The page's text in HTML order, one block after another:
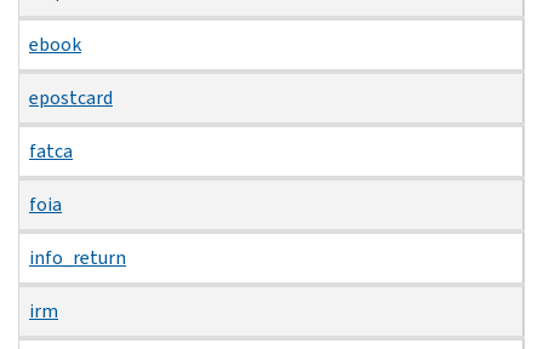
ebook
epostcard
fatca
foia
info_return
irm